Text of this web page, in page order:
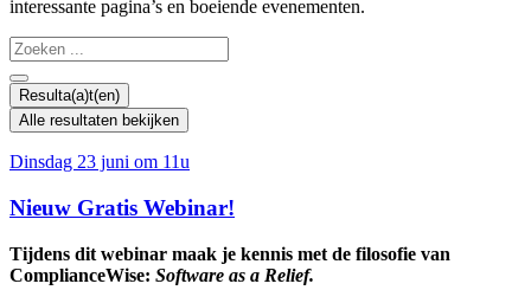
interessante pagina’s en boeiende evenementen.
Search
...
Resulta(a)t(en)
Alle resultaten bekijken
Dinsdag 23 juni om 11u
Nieuw Gratis Webinar!
Tijdens dit webinar maak je kennis met de filosofie van
ComplianceWise: Software as a Relief.